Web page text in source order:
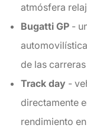
atmósfera
Bugatti GP -
de las
Track day -
directamente
rendimiento